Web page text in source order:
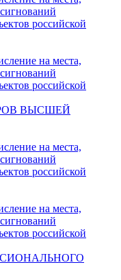
российской
на места,
российской
ВЫСШЕЙ
на места,
российской
на места,
российской